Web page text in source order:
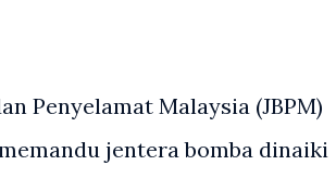
Penyelamat Malaysia (JBPM)
jentera bomba dinaiki